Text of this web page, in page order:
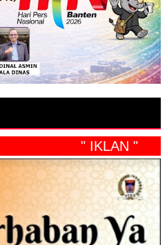
" IKLAN "